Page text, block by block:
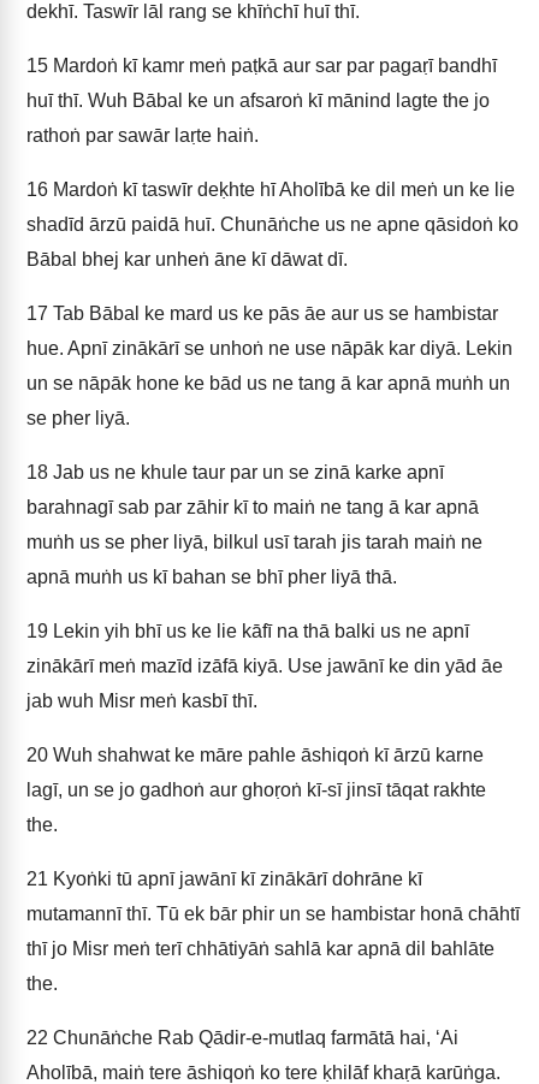
dekhī. Taswīr lāl rang se khīṅchī huī thī.
15 Mardoṅ kī kamr meṅ paṭkā aur sar par pagaṛī bandhī
huī thī. Wuh Bābal ke un afsaroṅ kī mānind lagte the jo
rathoṅ par sawār laṛte haiṅ.
16 Mardoṅ kī taswīr deḳhte hī Aholībā ke dil meṅ un ke lie
shadīd ārzū paidā huī. Chunāṅche us ne apne qāsidoṅ ko
Bābal bhej kar unheṅ āne kī dāwat dī.
17 Tab Bābal ke mard us ke pās āe aur us se hambistar
hue. Apnī zinākārī se unhoṅ ne use nāpāk kar diyā. Lekin
un se nāpāk hone ke bād us ne tang ā kar apnā muṅh un
se pher liyā.
18 Jab us ne khule taur par un se zinā karke apnī
barahnagī sab par zāhir kī to maiṅ ne tang ā kar apnā
muṅh us se pher liyā, bilkul usī tarah jis tarah maiṅ ne
apnā muṅh us kī bahan se bhī pher liyā thā.
19 Lekin yih bhī us ke lie kāfī na thā balki us ne apnī
zinākārī meṅ mazīd izāfā kiyā. Use jawānī ke din yād āe
jab wuh Misr meṅ kasbī thī.
20 Wuh shahwat ke māre pahle āshiqoṅ kī ārzū karne
lagī, un se jo gadhoṅ aur ghoṛoṅ kī-sī jinsī tāqat rakhte
the.
21 Kyoṅki tū apnī jawānī kī zinākārī dohrāne kī
mutamannī thī. Tū ek bār phir un se hambistar honā chāhtī
thī jo Misr meṅ terī chhātiyāṅ sahlā kar apnā dil bahlāte
the.
22 Chunāṅche Rab Qādir-e-mutlaq farmātā hai, ‘Ai
Aholībā, maiṅ tere āshiqoṅ ko tere ḳhilāf khaṛā karūṅga.